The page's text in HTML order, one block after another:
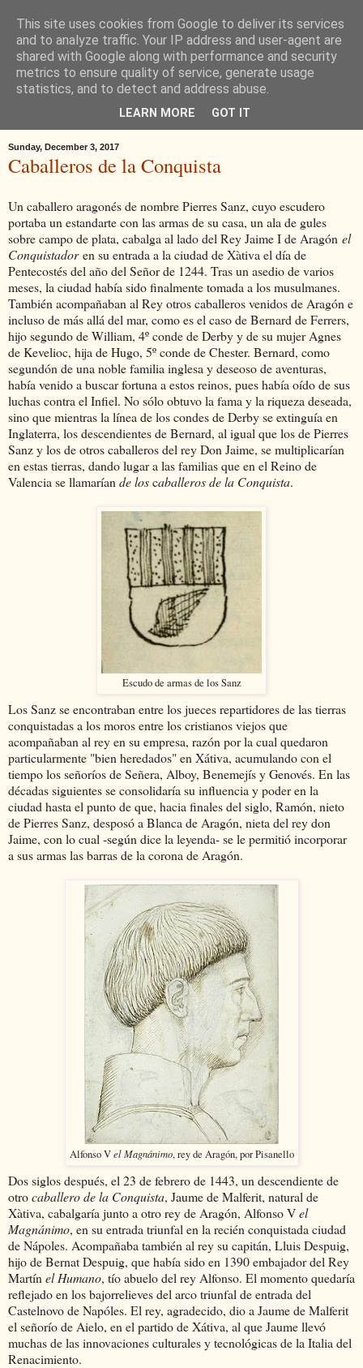
Sunday, December 3, 2017
Caballeros de la Conquista
Un caballero aragonés de nombre Pierres Sanz, cuyo escudero
portaba un estandarte con las armas de su casa, un ala de gules
sobre campo de plata, cabalga al lado del Rey Jaime I de Aragón el
Conquistadoren su entrada a la ciudad de Xàtiva el día de
Pentecostés del año del Señor de 1244. Tras un asedio de varios
meses, la ciudad había sido finalmente tomada a los musulmanes.
También acompañaban al Rey otros caballeros venidos de Aragón e
incluso de más allá del mar, como es el caso de Bernard de Ferrers,
hijo segundo de William, 4º conde de Derby y de su mujer Agnes
de Kevelioc, hija de Hugo, 5º conde de Chester. Bernard, como
segundón de una noble familia inglesa y deseoso de aventuras,
había venido a buscar fortuna a estos reinos, pues había oído de sus
luchas contra el Infiel. No sólo obtuvo la fama y la riqueza deseada,
sino que mientras la línea de los condes de Derby se extinguía en
Inglaterra, los descendientes de Bernard, al igual que los de Pierres
Sanz y los de otros caballeros del rey Don Jaime, se multiplicarían
en estas tierras, dando lugar a las familias que en el Reino de
Valencia se llamarían de loscaballeros de la Conquista.
Escudo de armas de los Sanz
Los Sanz se encontraban entre los jueces repartidores de las tierras
conquistadas a los moros entre los cristianos viejos que
acompañaban al rey en su empresa, razón por la cual quedaron
particularmente "bien heredados" en Xátiva, acumulando con el
tiempo los señoríos de Señera, Alboy, Benemejís y Genovés. En las
décadas siguientes se consolidaría su influencia y poder en la
ciudad hasta el punto de que, hacia finales del siglo, Ramón, nieto
de Pierres Sanz, desposó a Blanca de Aragón, nieta del rey don
Jaime, con lo cual -según dice la leyenda- se le permitió incorporar
a sus armas las barras de la corona de Aragón.
Alfonso Vel Magnánimo, rey de Aragón, por Pisanello
Dos siglos después, el 23 de febrero de 1443, un descendiente de
otrocaballero de la Conquista, Jaume de Malferit, natural de
Xàtiva, cabalgaría junto a otro rey de Aragón, Alfonso Vel
Magnánimo, en su entrada triunfal en la recién conquistada ciudad
de Nápoles. Acompañaba también al rey su capitán, Lluis Despuig,
hijo de Bernat Despuig, que había sido en 1390 embajador del Rey
Martín el Humano, tío abuelo del rey Alfonso. El momento quedaría
reflejado en los bajorrelieves del arco triunfal de entrada del
Castelnovo de Napóles. El rey, agradecido, dio a Jaume de Malferit
el señorío de Aielo, en el partido de Xátiva, al que Jaume llevó
muchas de las innovaciones culturales y tecnológicas de la Italia del
Renacimiento.
This site uses cookies from Google to deliver its services
and to analyze traffic. Your IP address and user-agent are
shared with Google along with performance and security
metrics to ensure quality of service, generate usage
statistics, and to detect and address abuse.
LEARN MORE GOT IT